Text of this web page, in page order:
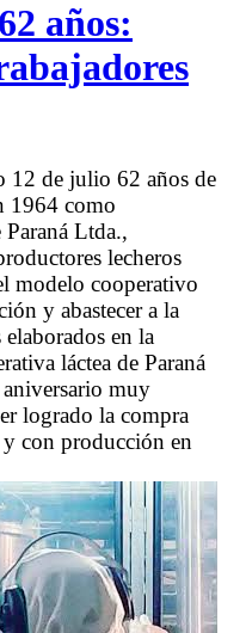
años:
12 de julio 62 años de
1964 como
Ltda.,
lecheros
modelo cooperativo
y abastecer a la
en la
láctea de Paraná
muy
logrado la compra
y con producción en